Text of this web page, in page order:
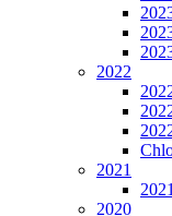
2022
2021
2020